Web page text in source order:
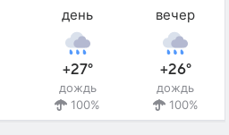
день
+27°
дождь
100%
вечер
+26°
дождь
100%